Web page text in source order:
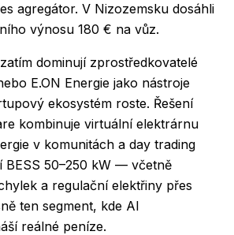
agregátor. V Nizozemsku dosáhli
výnosu 180 € na vůz.
dominují zprostředkovatelé
E.ON Energie jako nástroje
ekosystém roste. Řešení
kombinuje virtuální elektrárnu
v komunitách a day trading
BESS 50–250 kW — včetně
a regulační elektřiny přes
ten segment, kde AI
reálné peníze.